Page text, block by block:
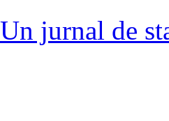
Un jurnal de